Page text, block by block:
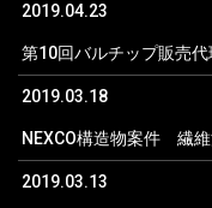
2019.04.23
第10回バルチップ販売
2019.03.18
NEXCO構造物案件 繊
2019.03.13